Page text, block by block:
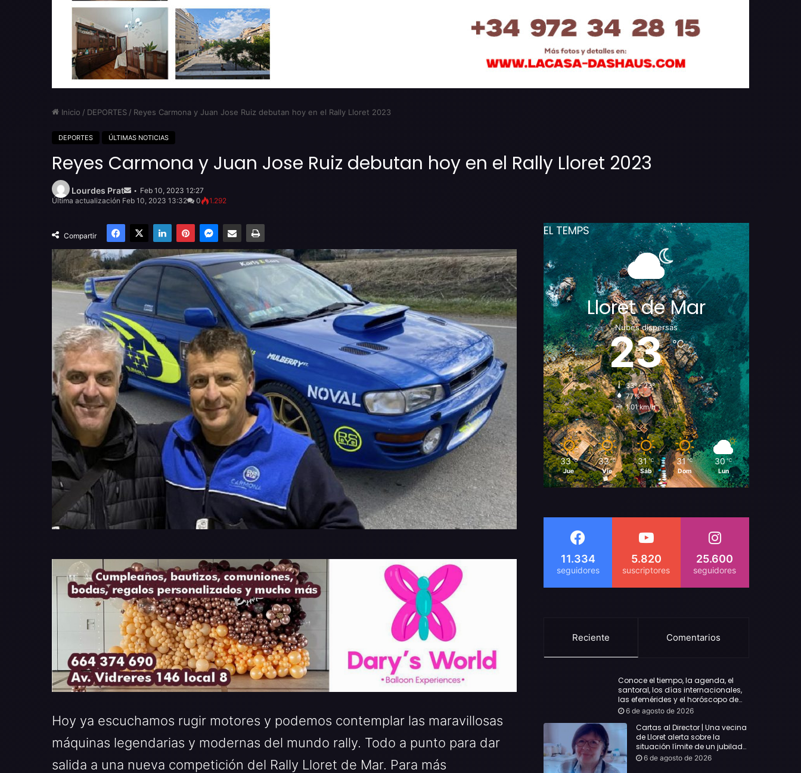
Inicio / DEPORTES / Reyes Carmona y Juan Jose Ruiz debutan hoy en el Rally Lloret 2023
DEPORTES ÚLTIMAS NOTICIAS
Reyes Carmona y Juan Jose Ruiz debutan hoy en el Rally Lloret 2023
Lourdes Prat
emailFeb 10, 2023 12:27
Última actualización Feb 10, 2023 13:32
0 1.292
Compartir
Facebook
X LinkedInPinterestMessenger
Compartir por email Imprimir
Hoy ya escuchamos rugir motores y podemos contemplar las maravillosas
máquinas legendarias y modernas del mundo rally. Todo a punto para dar
salida a una nueva competición del Rally Lloret de Mar. Para más
EL TEMPS
Lloret de Mar
Nubes dispersas
23℃
33º - 23º
77%
1.01 km/h
33 ℃
Jue
33 ℃
Vie
31 ℃
Sáb
31 ℃
Dom
30 ℃
Lun
11.334 5.820 25.600
Reciente Comentarios
Conoce el tiempo, la agenda, el
santoral, los días internacionales,
las efemérides y el horóscopo de
hoy Jueves, 6 de agosto de 2026
6 de agosto de 2026
Cartas al Director | Una vecina
de Lloret alerta sobre la
situación límite de un jubilado
de 65 años y pide una
6 de agosto de 2026